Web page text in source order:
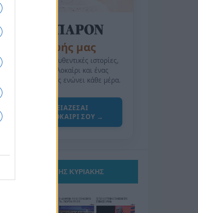
της Ζωής μας
Οι άνθρωποι, οι αυθεντικές ιστορίες,
το ελληνικό καλοκαίρι και ένας
πολιτισμός που μας ενώνει κάθε μέρα.
ΟΣΑ ΧΡΕΙΑΖΕΣΑΙ
ΓΙΑ ΤΟ ΚΑΛΟΚΑΙΡΙ ΣΟΥ →
ΤΟ ΠΑΡΟΝ ΤΗΣ ΚΥΡΙΑΚΗΣ